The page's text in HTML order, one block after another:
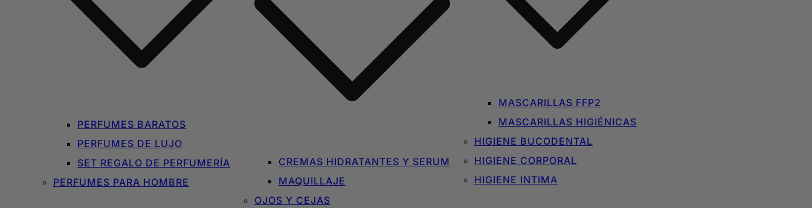
PERFUMES BARATOS
PERFUMES DE LUJO
SET REGALO DE PERFUMERÍA
PERFUMES PARA HOMBRE
CREMAS HIDRATANTES Y SERUM
MAQUILLAJE
OJOS Y CEJAS
MASCARILLAS FFP2
MASCARILLAS HIGIÉNICAS
HIGIENE BUCODENTAL
HIGIENE CORPORAL
HIGIENE INTIMA